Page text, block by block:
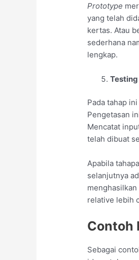
Prototype
yang telah
kertas. Atau
sederhana
lengkap.
Testing
Pada tahap
Pengetasan
Mencatat
telah dibuat
Apabila
selanjutnya
relative lebih
Contoh
Sebagai